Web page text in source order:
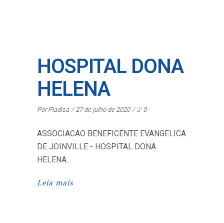
HOSPITAL DONA
HELENA
Por Pladisa 27 de julho de 2020 0
ASSOCIACAO BENEFICENTE EVANGELICA
DE JOINVILLE - HOSPITAL DONA
HELENA
Leia mais